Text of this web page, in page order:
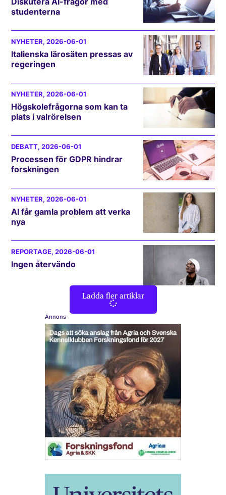
studenterna
NYHETER, 2026-06-01
Italienska lärosäten pressas av
regeringen
NYHETER, 2026-06-01
Högskolefrågorna som kan ta
plats i valrörelsen
DEBATT, 2026-06-01
Processen för GDPR hindrar
forskningen
NYHETER, 2026-06-01
AI får gamla problem att verka
nya
REPORTAGE, 2026-06-01
Ingen återvändo
Ladda fler artiklar
Annons